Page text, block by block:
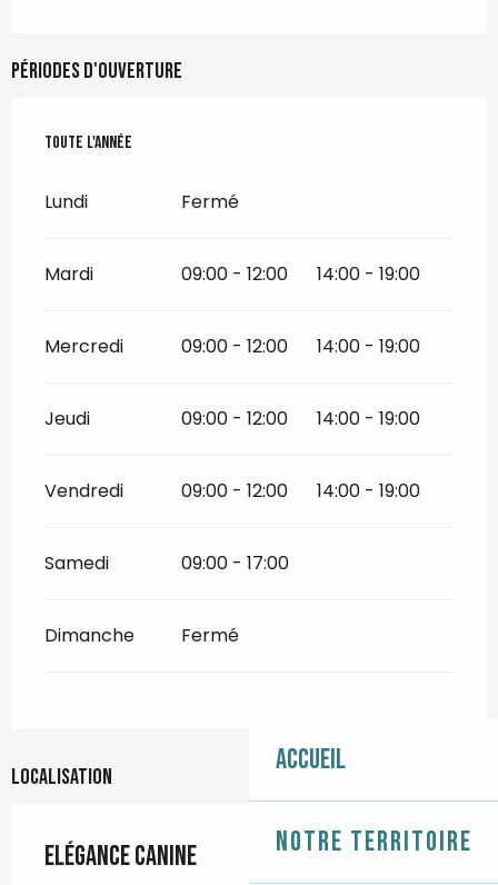
Accueil
Notre territoire
Périodes d'ouverture
Toute l'année
Toute l'année
Lundi Fermé
Mardi 09:00 - 12:00 14:00 - 19:00
Mercredi 09:00 - 12:00 14:00 - 19:00
Jeudi 09:00 - 12:00 14:00 - 19:00
Vendredi 09:00 - 12:00 14:00 - 19:00
Samedi 09:00 - 17:00
Dimanche Fermé
Localisation
Elégance Canine